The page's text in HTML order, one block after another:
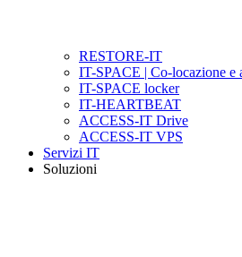
RESTORE-IT
IT-SPACE | Co-locazione e
IT-SPACE locker
IT-HEARTBEAT
ACCESS-IT Drive
ACCESS-IT VPS
Servizi IT
Soluzioni